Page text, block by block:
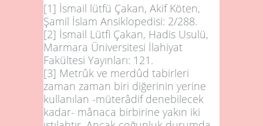
[1] İsmail lütfü Çakan, Akif Köten,
Şamil İslam Ansiklopedisi: 2/288.
[2] İsmail Lütfi Çakan, Hadis Usulü,
Marmara Üniversitesi İlahiyat
Fakültesi Yayınları: 121.
[3] Metrûk ve merdûd tabirleri
zaman zaman biri diğerinin yerine
kullanılan -müterâdif denebilecek
kadar- mânaca birbirine yakın iki